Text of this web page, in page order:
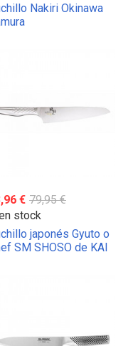
Nakiri Okinawa
€ 79,95 €
stock
japonés Gyuto o
SM SHOSO de KAI